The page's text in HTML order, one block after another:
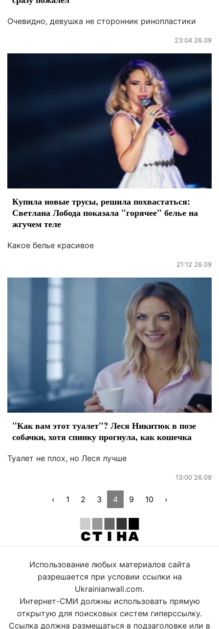
Очевидно, девушка не сторонник ринопластики
23:04 26.09
Купила новые трусы, решила похвастаться:
Светлана Лобода показала "горячее" белье на
жгучем теле
Какое белье красивое
21:12 26.09
"Как вам этот туалет"? Леся Никитюк в позе
собачки, хотя спинку прогнула, как кошечка
Туалет не плох, но Леся лучше
13:00 26.09
‹ 1 2 3 4 9 10 ›
Использование любых материалов сайта
разрешается при условии ссылки на
Ukrainianwall.com.
Интернет-СМИ должны использовать прямую
открытую для поисковых систем гиперссылку.
Ссылка должна размещаться в подзаголовке или в